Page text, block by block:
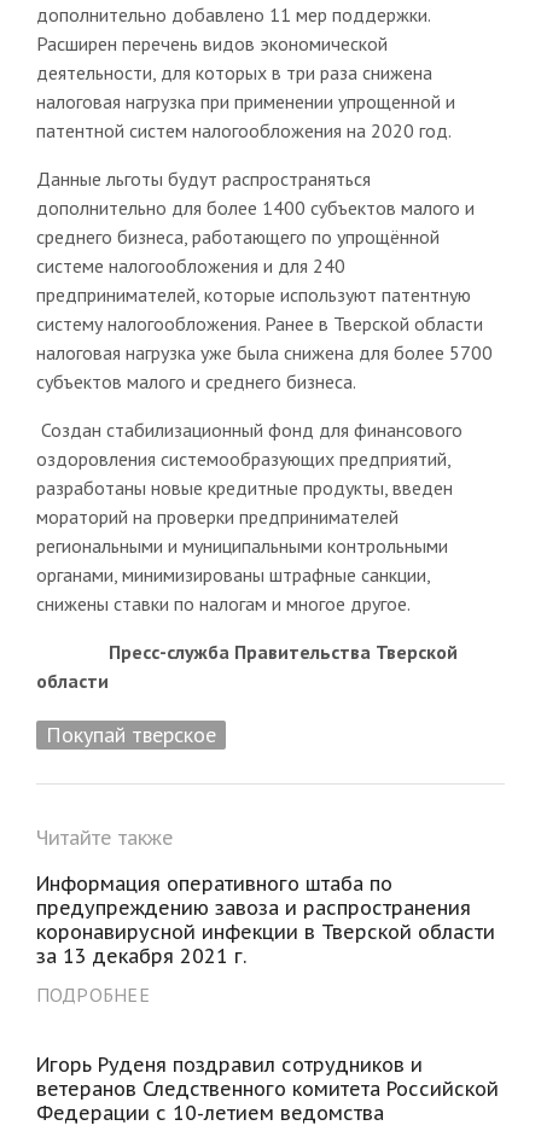
дополнительно добавлено 11 мер поддержки.
Расширен перечень видов экономической
деятельности, для которых в три раза снижена
налоговая нагрузка при применении упрощенной и
патентной систем налогообложения на 2020 год.
Данные льготы будут распространяться
дополнительно для более 1400 субъектов малого и
среднего бизнеса, работающего по упрощённой
системе налогообложения и для 240
предпринимателей, которые используют патентную
систему налогообложения. Ранее в Тверской области
налоговая нагрузка уже была снижена для более 5700
субъектов малого и среднего бизнеса.
Создан стабилизационный фонд для финансового
оздоровления системообразующих предприятий,
разработаны новые кредитные продукты, введен
мораторий на проверки предпринимателей
региональными и муниципальными контрольными
органами, минимизированы штрафные санкции,
снижены ставки по налогам и многое другое.
Пресс-служба Правительства Тверской
области
Покупай тверское
Читайте также
Информация оперативного штаба по
предупреждению завоза и распространения
коронавирусной инфекции в Тверской области
за 13 декабря 2021 г.
ПОДРОБНЕЕ
Игорь Руденя поздравил сотрудников и
ветеранов Следственного комитета Российской
Федерации с 10-летием ведомства